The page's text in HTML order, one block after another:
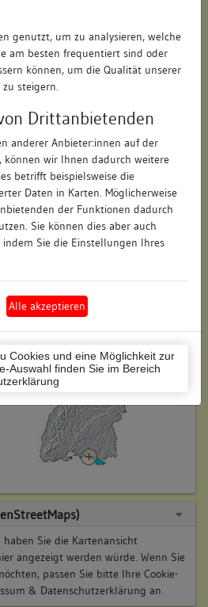
genutzt, um zu analysieren, welche
am besten frequentiert sind oder
können, um die Qualität unserer
steigern.
Drittanbietenden
anderer Anbieter:innen auf der
können wir Ihnen dadurch weitere
betrifft beispielsweise die
Daten in Karten. Möglicherweise
der Funktionen dadurch
Sie können dies aber auch
Sie die Einstellungen Ihres
Alle akzeptieren
Cookies und eine Möglichkeit zur
Auswahl finden Sie im Bereich
Gerichtsgasse
1
78462
Konstanz
Freiburg
Konstanz (Landkreis)
8335043012
124
keiner
Sie die Kartenansicht
angezeigt werden würde. Wenn Sie
passen Sie bitte Ihre Cookie-
& Datenschutzerklärung an.